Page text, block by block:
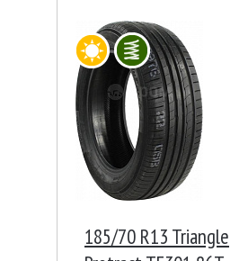
185/70 R13 Triangle